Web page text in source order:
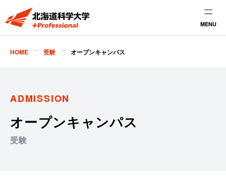
MENU
HOME 受験 オープンキャンパス
ADMISSION
オープンキャンパス
受験